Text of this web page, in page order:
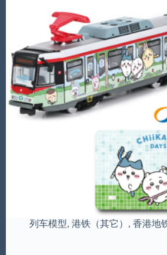
列车模型, 港铁（其它） , 香港地